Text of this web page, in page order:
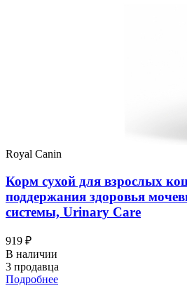
Royal Canin
Корм сухой для взрослых
поддержания здоровья
системы, Urinary Care
919 ₽
В наличии
3 продавца
Подробнее